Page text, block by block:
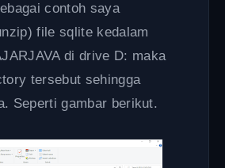
contoh saya
file sqlite kedalam
di drive D: maka
tersebut sehingga
Seperti gambar berikut.